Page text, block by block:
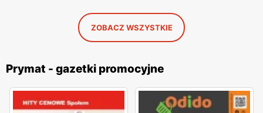
ZOBACZ WSZYSTKIE
Prymat - gazetki promocyjne